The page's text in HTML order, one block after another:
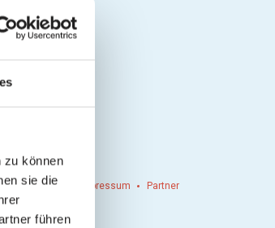
zu können
sie die
führen
Kontakt Impressum Partner